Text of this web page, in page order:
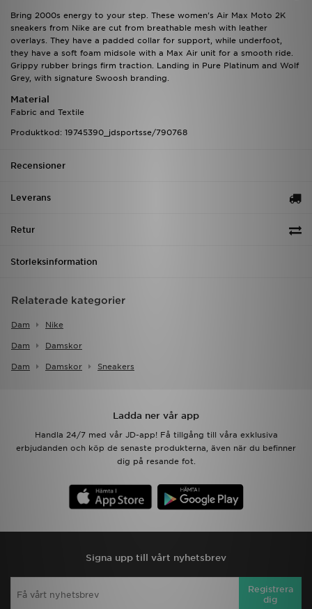
Bring 2000s energy to your step. These women's Air Max Moto 2K
sneakers from Nike are cut from breathable mesh with leather
overlays. They have a padded collar for support, while underfoot,
they have a soft foam midsole with a Max Air unit for a smooth ride.
Grippy rubber brings firm traction. Landing in Pure Platinum and Wolf
Grey, with signature Swoosh branding.
Material
Fabric and Textile
Produktkod: 19745390_jdsportsse/790768
Recensioner
Leverans
Retur
Storleksinformation
Relaterade kategorier
Dam Nike
Dam Damskor
Dam Damskor Sneakers
Ladda ner vår app
Handla 24/7 med vår JD-app! Få tillgång till våra exklusiva
erbjudanden och köp de senaste produkterna, även när du befinner
dig på resande fot.
Signa upp till vårt nyhetsbrev
Registrera
dig